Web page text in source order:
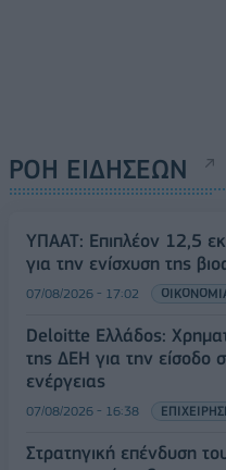
ΡΟΗ ΕΙΔΗΣΕΩΝ
ΥΠΑΑΤ: Επιπλέον 12,5
για την ενίσχυση της
07/08/2026 - 17:02
Deloitte Ελλάδος:
της ΔΕΗ για την είσοδο
ενέργειας
07/08/2026 - 16:38
Στρατηγική επένδυση